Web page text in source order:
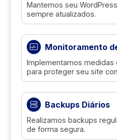
Mantemos seu
sempre atualizados.
Monitoramento
Implementamos
para proteger seu site
Backups Diários
Realizamos backups
de forma segura.